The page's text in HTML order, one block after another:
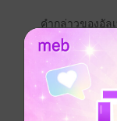
คำกล่าวของอัล
หลายองค์กรพั
ที่สุดแก่ลูกค้า แ
องค์กรทำในสิ่ง
(Reflection)